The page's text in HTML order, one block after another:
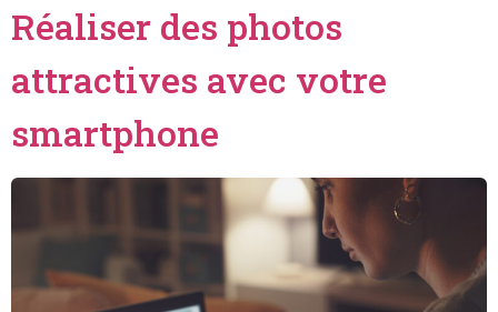
Réaliser des photos
attractives avec votre
smartphone